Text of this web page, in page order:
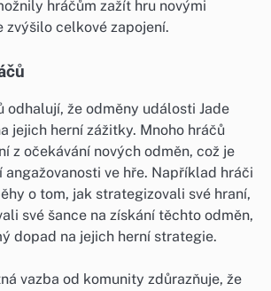
hráčům zažít hru novými
zvýšilo celkové zapojení.
odhalují, že odměny události Jade
jejich herní zážitky. Mnoho hráčů
z očekávání nových odměn, což je
angažovanosti ve hře. Například hráči
o tom, jak strategizovali své hraní,
své šance na získání těchto odměn,
dopad na jejich herní strategie.
vazba od komunity zdůrazňuje, že